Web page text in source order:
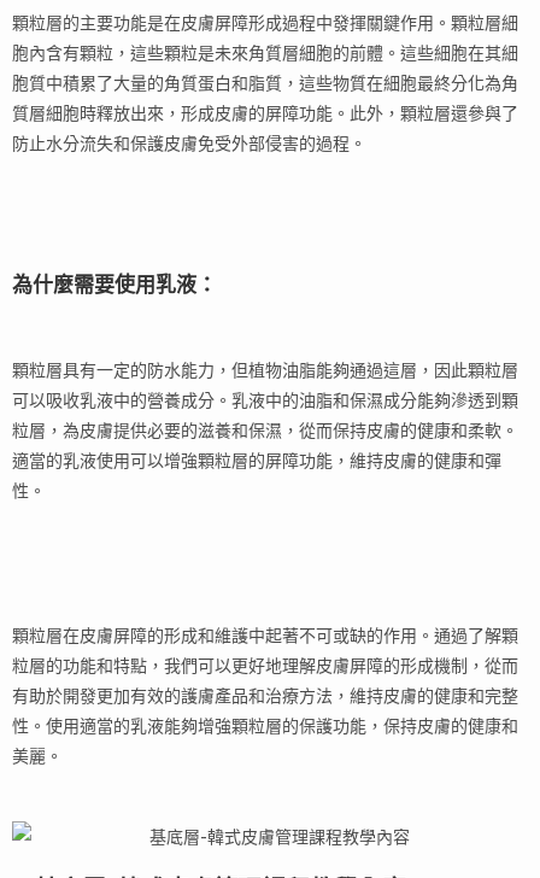
顆粒層的主要功能是在皮膚屏障形成過程中發揮關鍵作用。顆粒層細
胞內含有顆粒，這些顆粒是未來角質層細胞的前體。這些細胞在其細
胞質中積累了大量的角質蛋白和脂質，這些物質在細胞最終分化為角
質層細胞時釋放出來，形成皮膚的屏障功能。此外，顆粒層還參與了
防止水分流失和保護皮膚免受外部侵害的過程。
為什麼需要使用乳液：
顆粒層具有一定的防水能力，但植物油脂能夠通過這層，因此顆粒層
可以吸收乳液中的營養成分。乳液中的油脂和保濕成分能夠滲透到顆
粒層，為皮膚提供必要的滋養和保濕，從而保持皮膚的健康和柔軟。
適當的乳液使用可以增強顆粒層的屏障功能，維持皮膚的健康和彈
性。
顆粒層在皮膚屏障的形成和維護中起著不可或缺的作用。通過了解顆
粒層的功能和特點，我們可以更好地理解皮膚屏障的形成機制，從而
有助於開發更加有效的護膚產品和治療方法，維持皮膚的健康和完整
性。使用適當的乳液能夠增強顆粒層的保護功能，保持皮膚的健康和
美麗。